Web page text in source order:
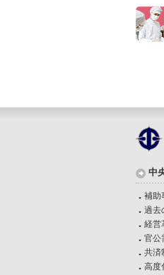
中
補助
過去
経営
官公
共済
高度